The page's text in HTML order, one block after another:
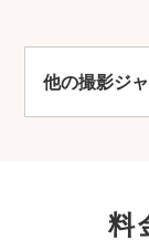
他の撮影ジ
料